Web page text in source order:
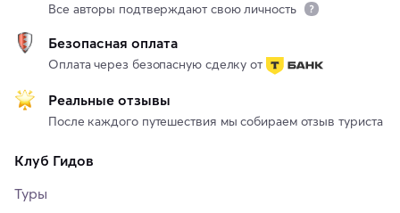
Все авторы подтверждают свою личность
Безопасная оплата
Оплата через безопасную сделку от
Реальные отзывы
После каждого путешествия мы собираем отзыв туриста
Клуб Гидов
Туры